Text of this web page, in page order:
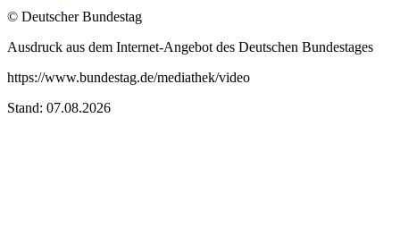
© Deutscher Bundestag
Ausdruck aus dem Internet-Angebot des Deutschen Bundestages
https://www.bundestag.de/mediathek/video
Stand: 07.08.2026